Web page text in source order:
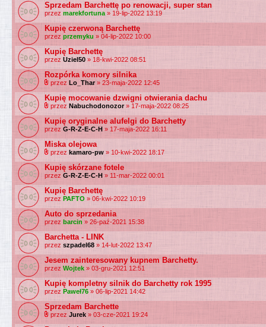
Sprzedam Barchettę po renowacji, super stan
przez marekfortuna » 19-lip-2022 13:19
Kupię czerwoną Barchettę
przez przemyku » 04-lip-2022 10:00
Kupię Barchettę
przez Uziel50 » 18-kwi-2022 08:51
Rozpórka komory silnika
przez Lo_Thar» 23-maja-2022 12:45
Kupię mocowanie dzwigni otwierania dachu
przez Nabuchodonozor» 17-maja-2022 08:25
Kupię oryginalne alufelgi do Barchetty
przez G-R-Z-E-C-H » 17-maja-2022 16:11
Miska olejowa
przez kamaro-pw » 10-kwi-2022 18:17
Kupię skórzane fotele
przez G-R-Z-E-C-H » 11-mar-2022 00:01
Kupię Barchettę
przez PAFTO » 06-kwi-2022 10:19
Auto do sprzedania
przez barcin » 26-paź-2021 15:38
Barchetta - LINK
przez szpadel68 » 14-lut-2022 13:47
Jesem zainteresowany kupnem Barchetty.
przez Wojtek » 03-gru-2021 12:51
Kupię kompletny silnik do Barchetty rok 1995
przez Paweł76 » 06-lip-2021 14:42
Sprzedam Barchette
przez Jurek » 03-cze-2021 19:24